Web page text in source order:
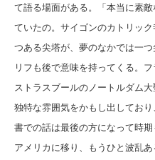
て語る場面がある。「本当に素
ていたの。サイゴンのカトリッ
つある尖塔が、夢のなかでは一
リフも後で意味を持ってくる。
ストラスブールのノートルダム
独特な雰囲気をかもし出してお
書での話は最後の方になって時
アメリカに移り、もうひと波乱